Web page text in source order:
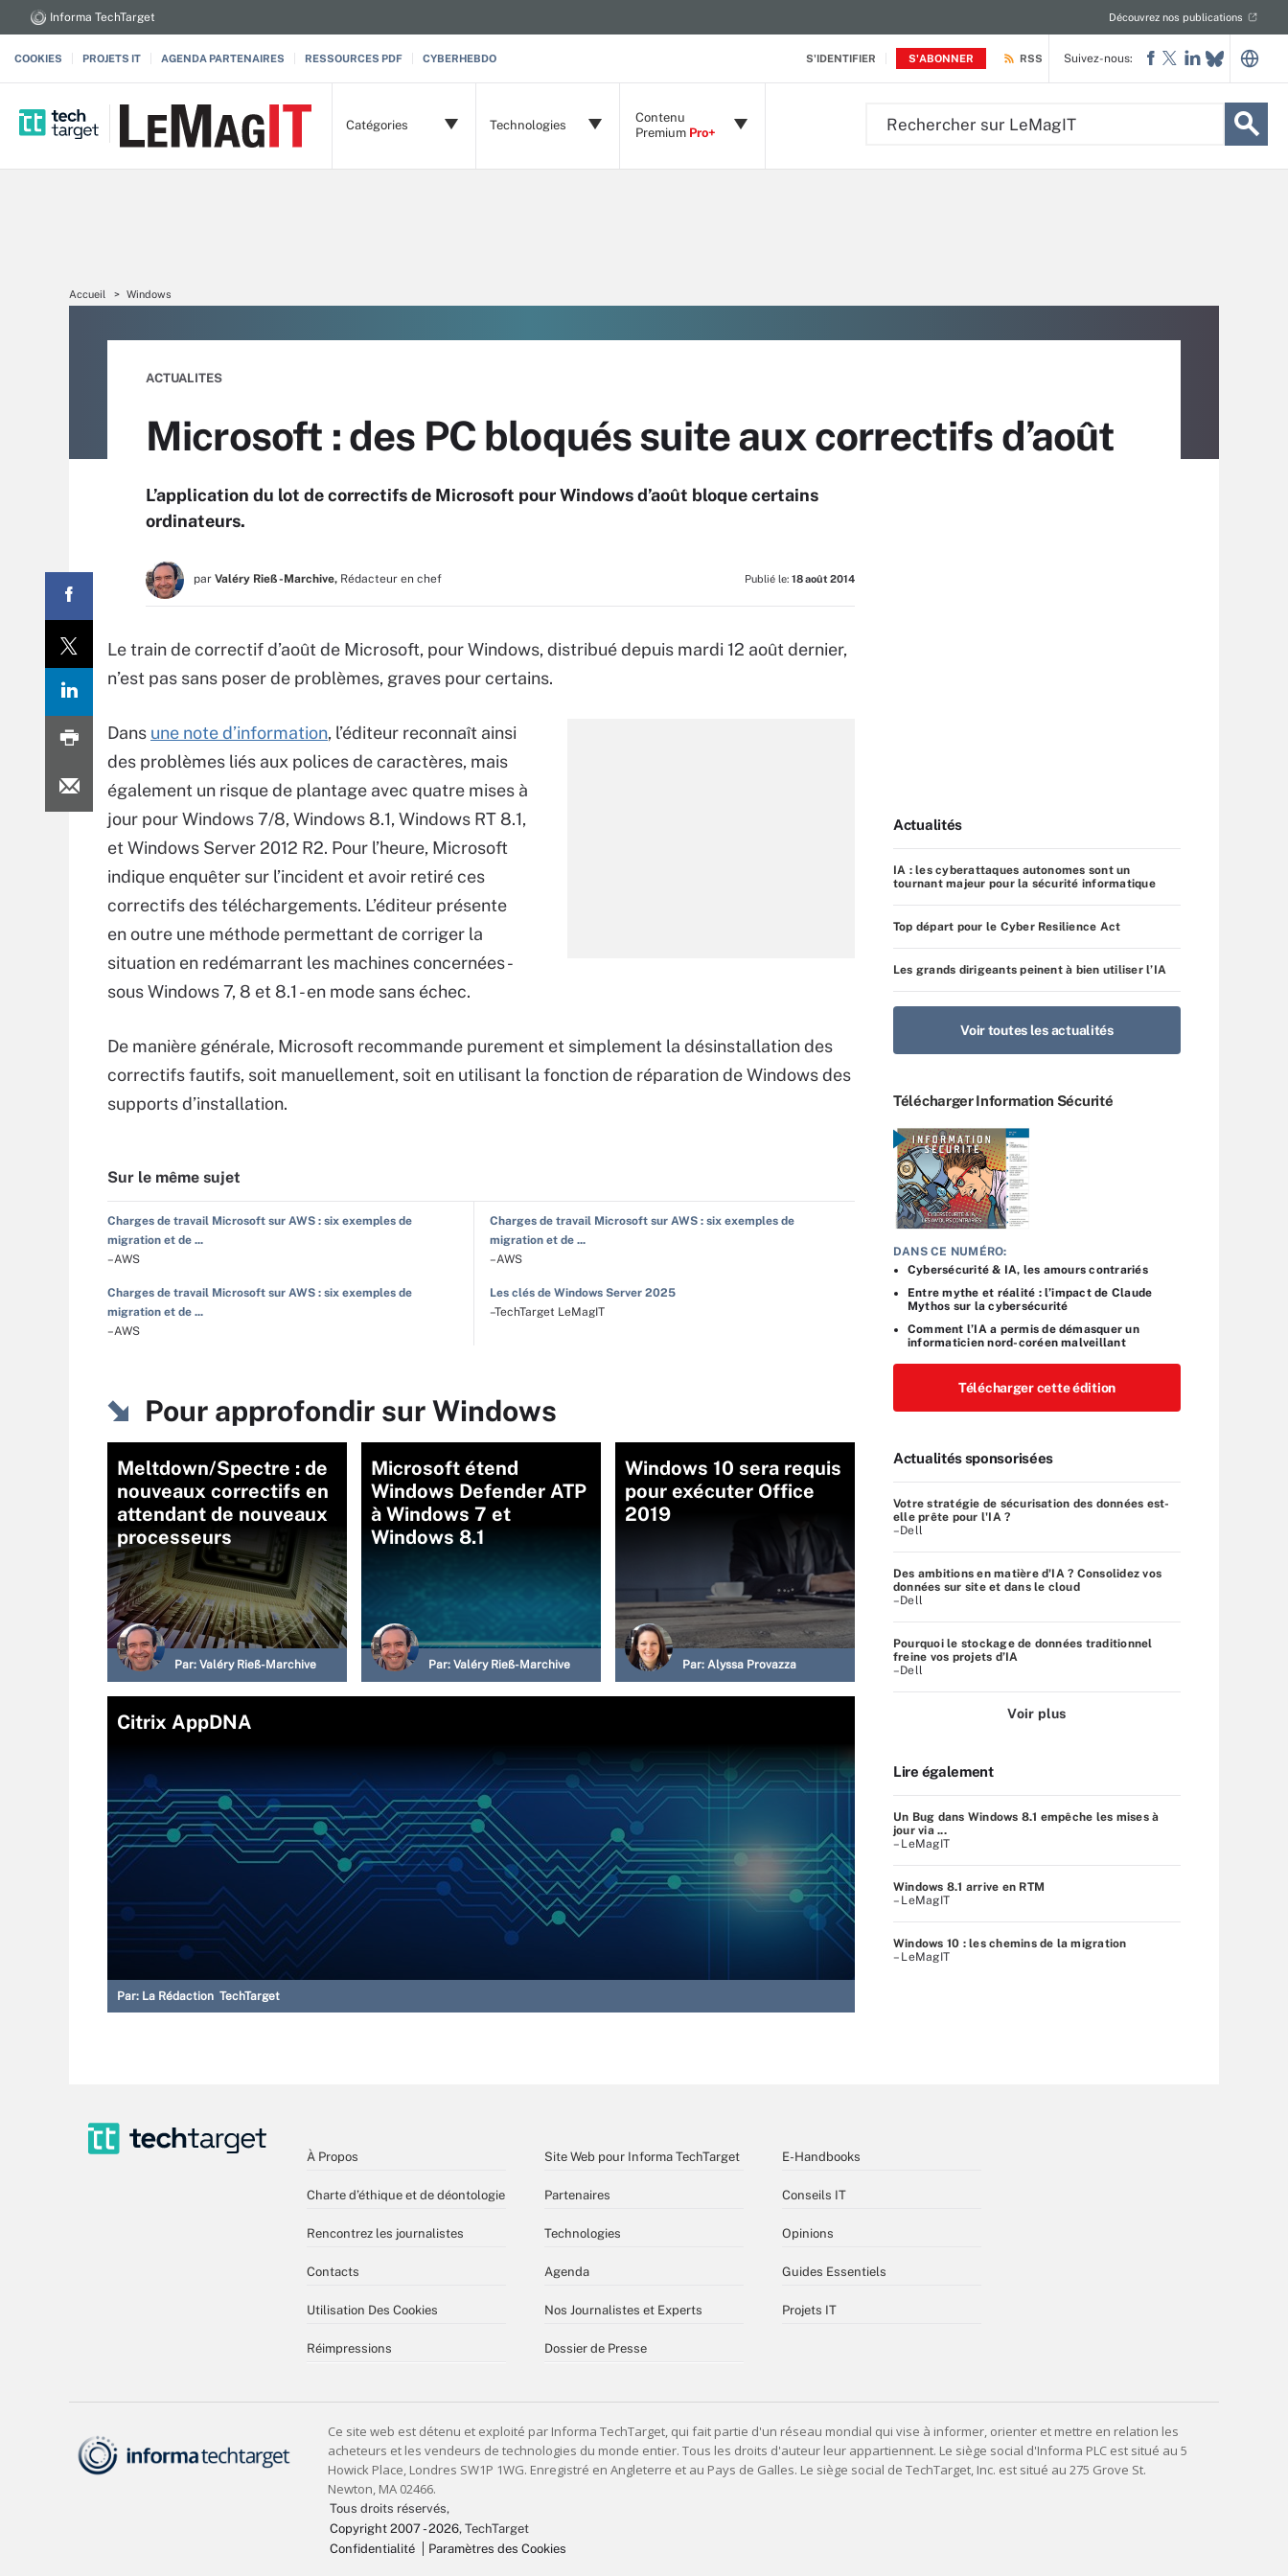
S'IDENTIFIER S'ABONNER
Informa TechTarget Découvrez nos publications
COOKIES PROJETS IT AGENDA PARTENAIRES RESSOURCES PDF CYBERHEBDO RSS
Catégories Technologies
Contenu
Premium Pro+
Suivez-nous:
Accueil Windows
ACTUALITES
Microsoft : des PC bloqués suite aux correctifs d’août
L’application du lot de correctifs de Microsoft pour Windows d’août bloque certains
ordinateurs.
par Valéry Rieß-Marchive, Rédacteur en chef Publié le: 18 août 2014
Le train de correctif d’août de Microsoft, pour Windows, distribué depuis mardi 12 août dernier,
n’est pas sans poser de problèmes, graves pour certains.
Dans une note d’information, l’éditeur reconnaît ainsi
des problèmes liés aux polices de caractères, mais
également un risque de plantage avec quatre mises à
jour pour Windows 7/8, Windows 8.1, Windows RT 8.1,
et Windows Server 2012 R2. Pour l’heure, Microsoft
indique enquêter sur l’incident et avoir retiré ces
correctifs des téléchargements. L’éditeur présente
en outre une méthode permettant de corriger la
situation en redémarrant les machines concernées -
sous Windows 7, 8 et 8.1 - en mode sans échec.
De manière générale, Microsoft recommande purement et simplement la désinstallation des
correctifs fautifs, soit manuellement, soit en utilisant la fonction de réparation de Windows des
supports d’installation.
Sur le même sujet
Charges de travail Microsoft sur AWS : six exemples de
migration et de ...
–AWS
Charges de travail Microsoft sur AWS : six exemples de
migration et de ...
–AWS
Charges de travail Microsoft sur AWS : six exemples de
migration et de ...
–AWS
Les clés de Windows Server 2025
–TechTarget LeMagIT
Pour approfondir sur Windows
Meltdown/Spectre : de
nouveaux correctifs en
attendant de nouveaux
processeurs
Par: Valéry Rieß-Marchive
Microsoft étend
Windows Defender ATP
à Windows 7 et
Windows 8.1
Par: Valéry Rieß-Marchive
Windows 10 sera requis
pour exécuter Office
2019
Par: Alyssa Provazza
Citrix AppDNA
Par: La Rédaction TechTarget
Actualités
IA : les cyberattaques autonomes sont un
tournant majeur pour la sécurité informatique
Top départ pour le Cyber Resilience Act
Les grands dirigeants peinent à bien utiliser l’IA
Voir toutes les actualités
Télécharger Information Sécurité
DANS CE NUMÉRO:
Cybersécurité & IA, les amours contrariés
Entre mythe et réalité : l’impact de Claude
Mythos sur la cybersécurité
Comment l’IA a permis de démasquer un
informaticien nord-coréen malveillant
Télécharger cette édition
Actualités sponsorisées
Votre stratégie de sécurisation des données est-
elle prête pour l'IA ?
–Dell
Des ambitions en matière d'IA ? Consolidez vos
données sur site et dans le cloud
–Dell
Pourquoi le stockage de données traditionnel
freine vos projets d’IA
–Dell
Voir plus
Lire également
Un Bug dans Windows 8.1 empêche les mises à
jour via ...
– LeMagIT
Windows 8.1 arrive en RTM
– LeMagIT
Windows 10 : les chemins de la migration
– LeMagIT
À Propos
Charte d’éthique et de déontologie
Rencontrez les journalistes
Contacts
Utilisation Des Cookies
Réimpressions
Site Web pour Informa TechTarget
Partenaires
Technologies
Agenda
Nos Journalistes et Experts
Dossier de Presse
E-Handbooks
Conseils IT
Opinions
Guides Essentiels
Projets IT
Tous droits réservés,
Copyright 2007 - 2026, TechTarget
Confidentialité
Paramètres des Cookies